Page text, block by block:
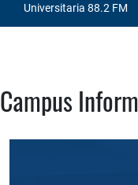
Universitaria 88.2 FM
Campus